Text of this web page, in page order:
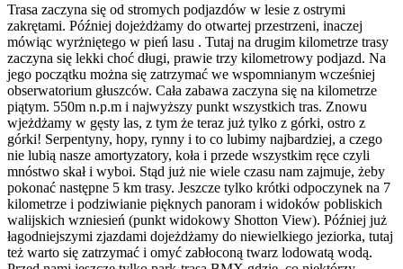
Trasa zaczyna się od stromych podjazdów w lesie z ostrymi
zakrętami. Później dojeżdżamy do otwartej przestrzeni, inaczej
mówiąc wyrżniętego w pień lasu . Tutaj na drugim kilometrze trasy
zaczyna się lekki choć długi, prawie trzy kilometrowy podjazd. Na
jego początku można się zatrzymać we wspomnianym wcześniej
obserwatorium głuszców. Cała zabawa zaczyna się na kilometrze
piątym. 550m n.p.m i najwyższy punkt wszystkich tras. Znowu
wjeżdżamy w gęsty las, z tym że teraz już tylko z górki, ostro z
górki! Serpentyny, hopy, rynny i to co lubimy najbardziej, a czego
nie lubią nasze amortyzatory, koła i przede wszystkim ręce czyli
mnóstwo skał i wyboi. Stąd już nie wiele czasu nam zajmuje, żeby
pokonać następne 5 km trasy. Jeszcze tylko krótki odpoczynek na 7
kilometrze i podziwianie pięknych panoram i widoków pobliskich
walijskich wzniesień (punkt widokowy Shotton View). Później już
łagodniejszymi zjazdami dojeżdżamy do niewielkiego jeziorka, tutaj
też warto się zatrzymać i omyć zabłoconą twarz lodowatą wodą.